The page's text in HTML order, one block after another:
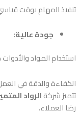
تنفيذ المهام بوقت
جودة عالية:
استخدام المواد
الكفاءة والدقة في
تتميز شركةالرواد
رضا العملاء.